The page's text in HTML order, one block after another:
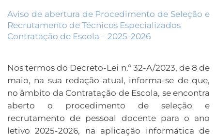
Aviso de abertura de Procedimento de Seleção e
Recrutamento de Técnicos Especializados
Contratação de Escola – 2025-2026
Nos termos do Decreto-Lei n.º 32-A/2023, de 8 de
maio, na sua redação atual, informa-se de que,
no âmbito da Contratação de Escola, se encontra
aberto o procedimento de seleção e
recrutamento de pessoal docente para o ano
letivo 2025-2026, na aplicação informática de